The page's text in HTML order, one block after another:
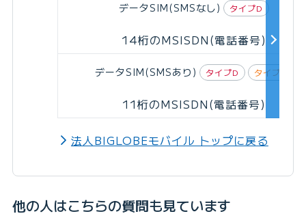
データSIM(SMSなし) タイプD
14桁のMSISDN(電話番号)
データSIM(SMSあり) タイプD タイプA
11桁のMSISDN(電話番号)
法人BIGLOBEモバイル トップに戻る
他の人はこちらの質問も見ています